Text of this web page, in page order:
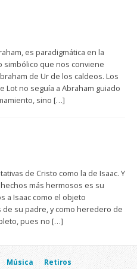
es paradigmática en la
simbólico que nos conviene
de Ur de los caldeos. Los
no seguía a Abraham guiado
sino […]
de Cristo como la de Isaac. Y
más hermosos es su
a Isaac como el objeto
su padre, y como heredero de
pues no […]
Música Retiros